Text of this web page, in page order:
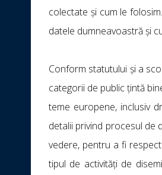
colectate și cum le
datele dumneavoastră și
Conform statutului și a
categorii de public țintă
teme europene, inclusiv
detalii privind procesul de
vedere, pentru a fi
tipul de activități de